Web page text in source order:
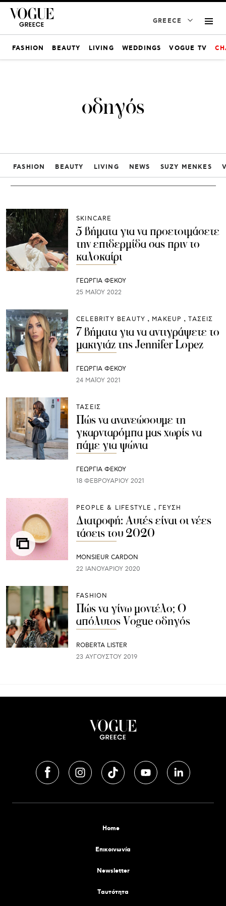
GREECE
FASHION BEAUTY LIVING WEDDINGS VOGUE TV
οδηγός
FASHION BEAUTY LIVING NEWS SUZY MENKES
SKINCARE
5 βήματα για να προετοιμάσετε
την επιδερμίδα σας πριν το
καλοκαίρι
ΓΕΩΡΓΙΑ ΦΕΚΟΥ
25 ΜΑΪ́ΟΥ 2022
CELEBRITY BEAUTY ΜAKEUP ΤΑΣΕΙΣ
7 βήματα για να αντιγράψετε το
μακιγιάζ της Jennifer Lopez
ΓΕΩΡΓΙΑ ΦΕΚΟΥ
24 ΜΑΪ́ΟΥ 2021
ΤΑΣΕΙΣ
Πώς να ανανεώσουμε τη
γκαρνταρόμπα μας χωρίς να
πάμε για ψώνια
ΓΕΩΡΓΙΑ ΦΕΚΟΥ
18 ΦΕΒΡΟΥΑΡΊΟΥ 2021
PEOPLE & LIFESTYLE ΓΕΥΣΗ
Διατροφή: Αυτές είναι οι νέες
τάσεις του 2020
MONSIEUR CARDON
22 ΙΑΝΟΥΑΡΊΟΥ 2020
FASHION
Πώς να γίνω μοντέλο; Ο
απόλυτος Vogue οδηγός
ROBERTA LISTER
23 ΑΥΓΟΎΣΤΟΥ 2019
Home
Επικοινωνία
Newsletter
Tαυτότητα